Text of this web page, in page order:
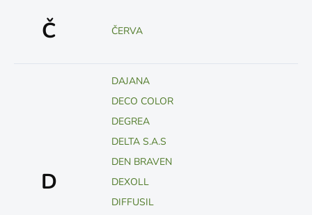
Č ČERVA
D
DAJANA
DECO COLOR
DEGREA
DELTA S.A.S
DEN BRAVEN
DEXOLL
DIFFUSIL